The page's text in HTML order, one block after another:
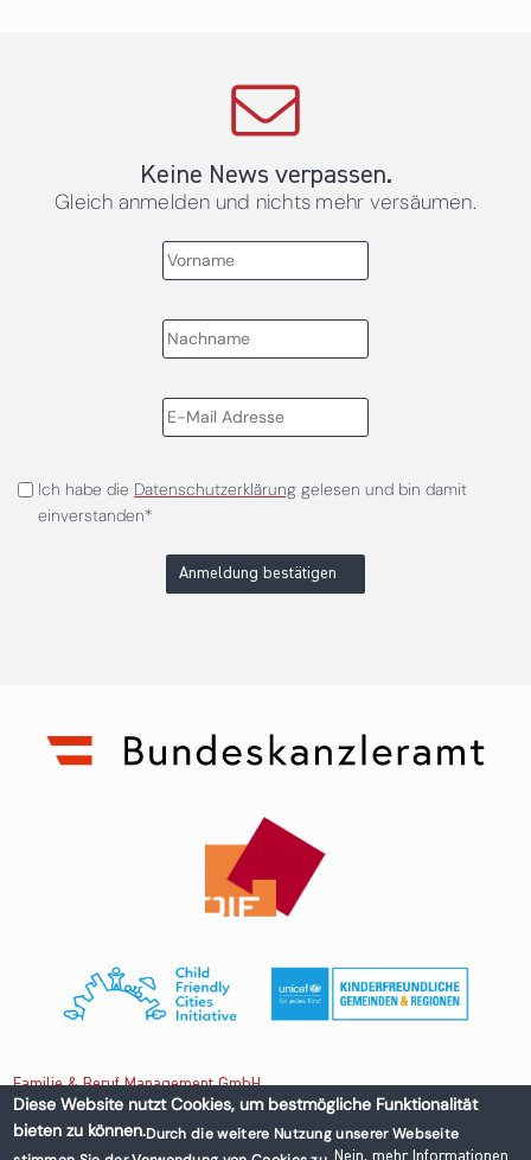
Keine News verpassen.
Gleich anmelden und nichts mehr versäumen.
Ich habe die Datenschutzerklärunggelesen und bin damit
einverstanden*
Anmeldung bestätigen
Familie & Beruf Management GmbH
Untere Donaustraße 13-15/3 1020 Wien, Austria
Diese Website nutzt Cookies, um bestmögliche Funktionalität
bieten zu können.Durch die weitere Nutzung unserer Webseite
Nein, mehr Informationen